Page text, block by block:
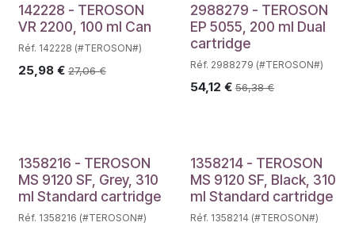
142228 - TEROSON
VR 2200, 100 ml Can
Réf. 142228 (#TEROSON#)
25,98 € 27,06€
2988279 - TEROSON
EP 5055, 200 ml Dual
cartridge
Réf. 2988279 (#TEROSON#)
54,12 € 56,38€
1358216 - TEROSON
MS 9120 SF, Grey, 310
ml Standard cartridge
Réf. 1358216 (#TEROSON#)
1358214 - TEROSON
MS 9120 SF, Black, 310
ml Standard cartridge
Réf. 1358214 (#TEROSON#)